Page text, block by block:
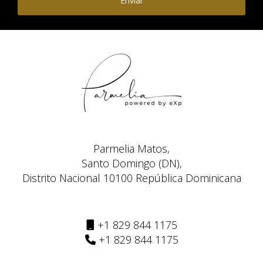
CONCLUSIÓN
excepcional para aquellos que buscan diversificar su
portafolio inmobiliario o simplemente desean disfrutar
del estilo de vida caribeño mientras generan ingresos
pasivos. Con su crecimiento constante del turismo
favorables como la Ley CONFOTUR, este destino se
posiciona como uno de los más sólidos y rentables del
Caribe. Si está considerando dar este paso hacia una
sobre cómo empezar su viaje hacia la inversión
inmobiliaria en Punta Cana o necesita asesoramiento
Parmelia Matos,
Santo Domingo (DN),
Distrito Nacional 10100 República Dominicana
+1 829 844 1175
+1 829 844 1175